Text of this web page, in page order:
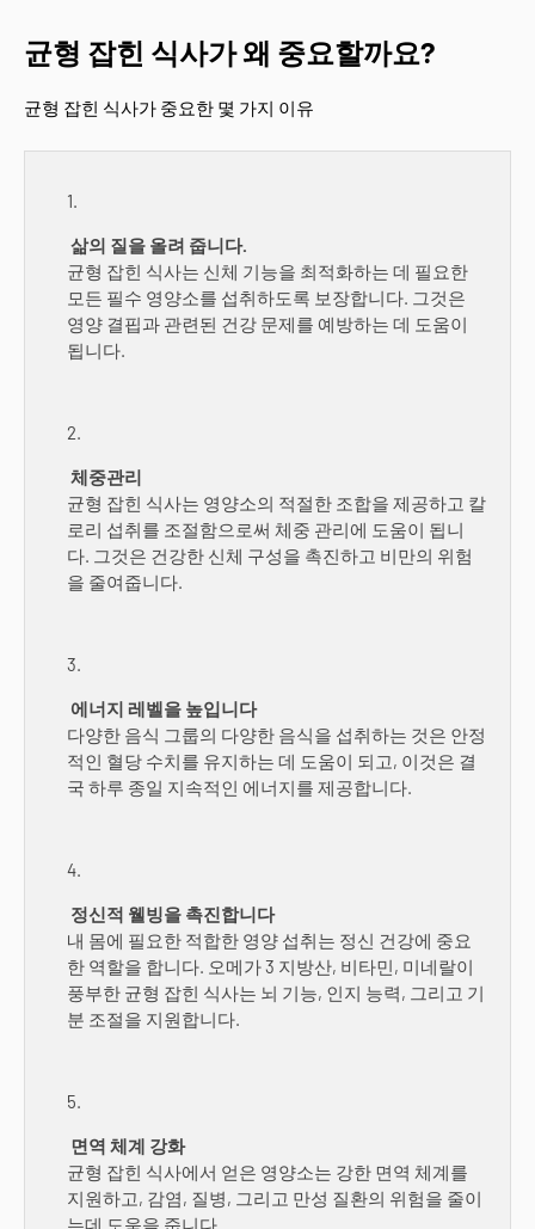
균형 잡힌 식사가 왜 중요할까요?
균형 잡힌 식사가 중요한 몇 가지 이유
삶의 질을 올려 줍니다.
균형 잡힌 식사는 신체 기능을 최적화하는 데 필요한
모든 필수 영양소를 섭취하도록 보장합니다. 그것은
영양 결핍과 관련된 건강 문제를 예방하는 데 도움이
됩니다.
체중관리
균형 잡힌 식사는 영양소의 적절한 조합을 제공하고 칼
로리 섭취를 조절함으로써 체중 관리에 도움이 됩니
다. 그것은 건강한 신체 구성을 촉진하고 비만의 위험
을 줄여줍니다.
에너지 레벨을 높입니다
다양한 음식 그룹의 다양한 음식을 섭취하는 것은 안정
적인 혈당 수치를 유지하는 데 도움이 되고, 이것은 결
국 하루 종일 지속적인 에너지를 제공합니다.
정신적 웰빙을 촉진합니다
내 몸에 필요한 적합한 영양 섭취는 정신 건강에 중요
한 역할을 합니다. 오메가 3 지방산, 비타민, 미네랄이
풍부한 균형 잡힌 식사는 뇌 기능, 인지 능력, 그리고 기
분 조절을 지원합니다.
면역 체계 강화
균형 잡힌 식사에서 얻은 영양소는 강한 면역 체계를
지원하고, 감염, 질병, 그리고 만성 질환의 위험을 줄이
는데 도움을 줍니다.